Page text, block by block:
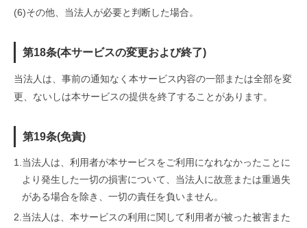
(6)その他、当法人が必要と判断した場合。
第18条(本サービスの変更および終了)
当法人は、事前の通知なく本サービス内容の一部または全部を変
更、ないしは本サービスの提供を終了することがあります。
第19条(免責)
1. 当法人は、利用者が本サービスをご利用になれなかったことに
より発生した一切の損害について、当法人に故意または重過失
がある場合を除き、一切の責任を負いません。
2. 当法人は、本サービスの利用に関して利用者が被った被害また